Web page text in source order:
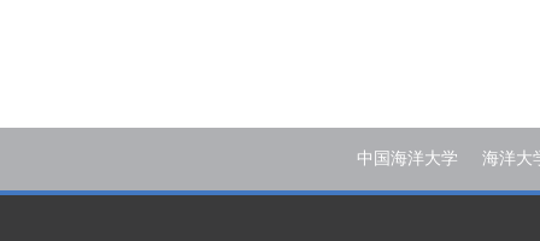
中国海洋大学 海洋大